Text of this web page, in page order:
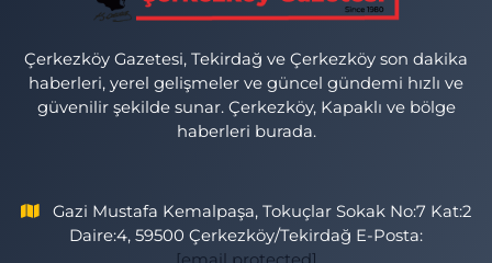
Çerkezköy Gazetesi, Tekirdağ ve Çerkezköy son dakika
haberleri, yerel gelişmeler ve güncel gündemi hızlı ve
güvenilir şekilde sunar. Çerkezköy, Kapaklı ve bölge
haberleri burada.
Gazi Mustafa Kemalpaşa, Tokuçlar Sokak No:7 Kat:2
Daire:4, 59500 Çerkezköy/Tekirdağ E-Posta: